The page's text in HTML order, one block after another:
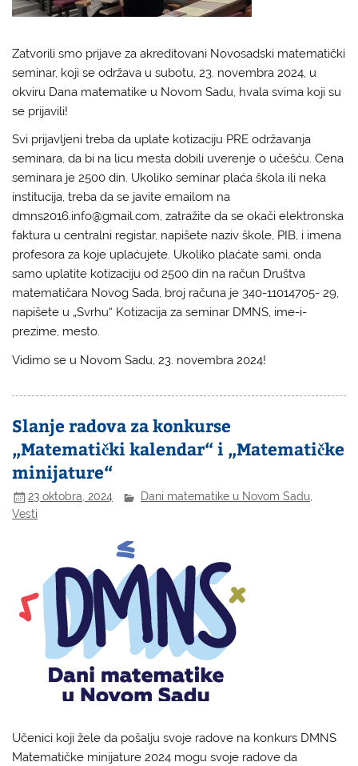
Zatvorili smo prijave za akreditovani Novosadski matematički
seminar, koji se održava u subotu, 23. novembra 2024, u
okviru Dana matematike u Novom Sadu, hvala svima koji su
se prijavili!
Svi prijavljeni treba da uplate kotizaciju PRE održavanja
seminara, da bi na licu mesta dobili uverenje o učešću. Cena
seminara je 2500 din. Ukoliko seminar plaća škola ili neka
institucija, treba da se javite emailom na
dmns2016.info@gmail.com, zatražite da se okači elektronska
faktura u centralni registar, napišete naziv škole, PIB, i imena
profesora za koje uplaćujete. Ukoliko plaćate sami, onda
samo uplatite kotizaciju od 2500 din na račun Društva
matematičara Novog Sada, broj računa je 340-11014705- 29,
napišete u „Svrhu“ Kotizacija za seminar DMNS, ime-i-
prezime, mesto.
Vidimo se u Novom Sadu, 23. novembra 2024!
Slanje radova za konkurse
„Matematički kalendar“ i „Matematičke
minijature“
23 oktobra, 2024 Dani matematike u Novom Sadu,
Vesti
Učenici koji žele da pošalju svoje radove na konkurs DMNS
Matematičke minijature 2024 mogu svoje radove da